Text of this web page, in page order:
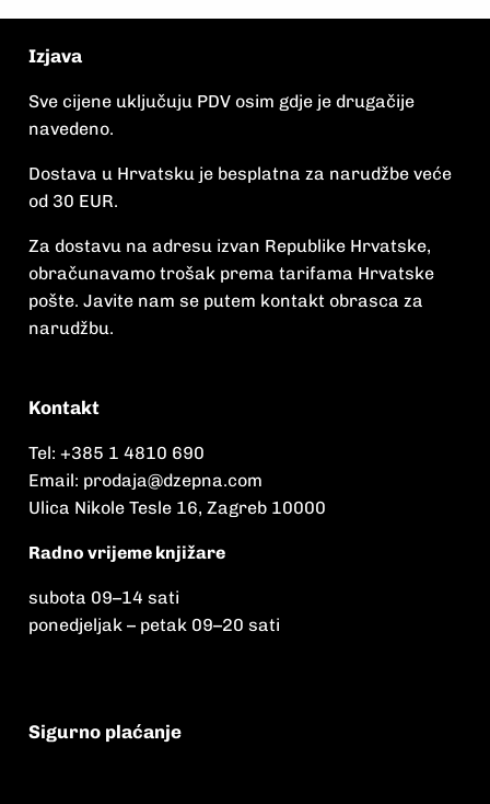
Izjava
Sve cijene uključuju PDV osim gdje je drugačije
navedeno.
Dostava u Hrvatsku je besplatna za narudžbe veće
od 30 EUR.
Za dostavu na adresu izvan Republike Hrvatske,
obračunavamo trošak prema tarifama Hrvatske
pošte. Javite nam se putem kontakt obrasca za
narudžbu.
Kontakt
Tel: +385 1 4810 690
Email: prodaja@dzepna.com
Ulica Nikole Tesle 16, Zagreb 10000
Radno vrijeme knjižare
subota 09–14 sati
ponedjeljak – petak 09–20 sati
Sigurno plaćanje